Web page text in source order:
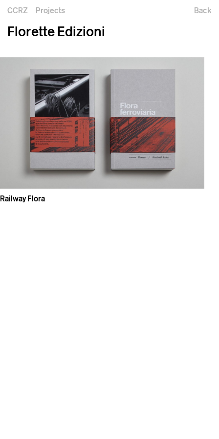
Back
CCRZ Projects
Florette Edizioni
Railway Flora